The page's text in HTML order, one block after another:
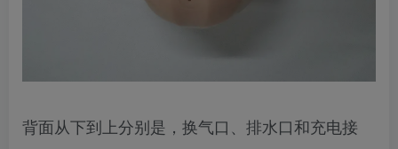
背面从下到上分别是，换气口、排水口和充电接